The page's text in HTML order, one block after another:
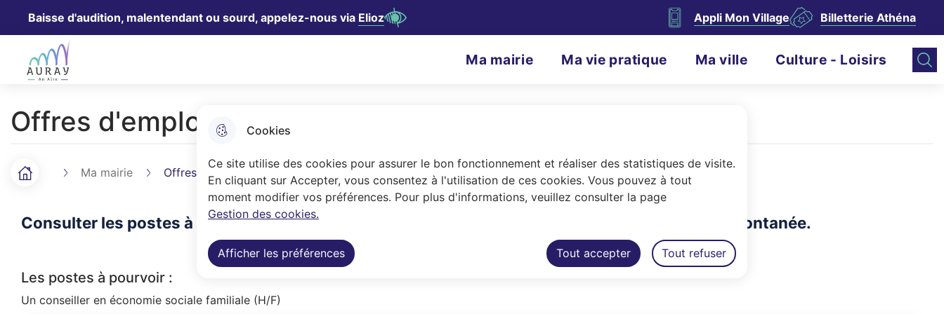
Cookies
Ce site utilise des cookies pour assurer le bon fonctionnement et réaliser des statistiques de visite.
En cliquant sur Accepter, vous consentez à l'utilisation de ces cookies. Vous pouvez à tout
moment modifier vos préférences. Pour plus d'informations, veuillez consulter la page
Gestion des cookies.
Afficher les préférences Tout accepter Tout refuser
Aller au contenu principal
Baisse d'audition, malentendant ou sourd, appelez-nous via Elioz Appli Mon Village Billetterie Athéna
Ville Auray Menu principal
N
g
a
t
Ma mairie Ma vie pratique Ma ville Culture - Loisirs
Offres d'emploi
F
d
Accueil Ma mairie Offres d'emploi
Consulter les postes à pourvoir au sein des services municipaux ou déposer sa candidature spontanée.
Les postes à pourvoir :
Un conseiller en économie sociale familiale (H/F)